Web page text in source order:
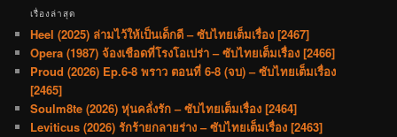
เรื่องล่าสุด
Heel (2025) ล่ามไว้ให้เป็นเด็กดี – ซับไทยเต็มเรื่อง [2467]
Opera (1987) จ้องเชือดที่โรงโอเปร่า – ซับไทยเต็มเรื่อง [2466]
Proud (2026) Ep.6-8 พราว ตอนที่ 6-8 (จบ) – ซับไทยเต็มเรื่อง
[2465]
Soulm8te (2026) หุ่นคลั่งรัก – ซับไทยเต็มเรื่อง [2464]
Leviticus (2026) รักร้ายกลายร่าง – ซับไทยเต็มเรื่อง [2463]